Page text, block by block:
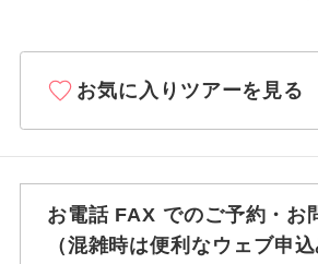
お気に入りツアーを見る
お電話 FAX でのご予約・お
（混雑時は便利なウェブ申